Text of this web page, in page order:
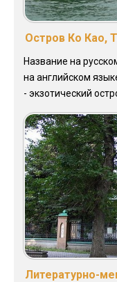
Остров Ко Као,
Название на
на английском
- экзотический
Литературно-